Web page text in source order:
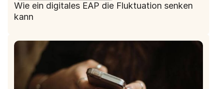
Wie ein digitales EAP die Fluktuation senken
kann